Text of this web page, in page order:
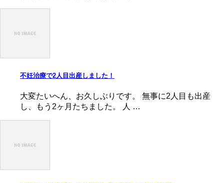
不妊治療で2人目出産しました！
大変たいへん、お久しぶりです。 無事に2人目も出産
し、もう2ヶ月たちました。 人 …